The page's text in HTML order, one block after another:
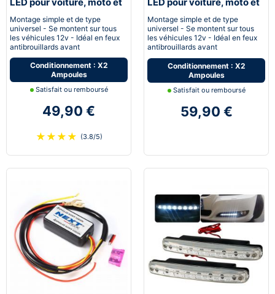
Montage simple et de type
universel - Se montent sur tous
les véhicules 12v - Idéal en feux
antibrouillards avant
Conditionnement : X2
Ampoules
Satisfait ou remboursé
49,90 €
★ ★ ★ ★ (3.8/5)
Montage simple et de type
universel - Se montent sur tous
les véhicules 12v - Idéal en feux
antibrouillards avant
Conditionnement : X2
Ampoules
Satisfait ou remboursé
59,90 €